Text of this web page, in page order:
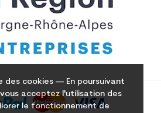
des cookies — En poursuivant
acceptez l'utilisation des
le fonctionnement de